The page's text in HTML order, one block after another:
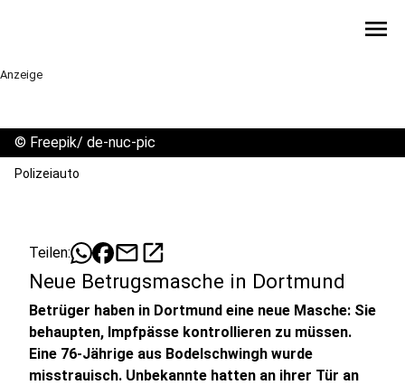
menu
Anzeige
© Freepik/ de-nuc-pic
Polizeiauto
Teilen: mailopen_in_new
Neue Betrugsmasche in Dortmund
Betrüger haben in Dortmund eine neue Masche: Sie
behaupten, Impfpässe kontrollieren zu müssen.
Eine 76-Jährige aus Bodelschwingh wurde
misstrauisch. Unbekannte hatten an ihrer Tür an